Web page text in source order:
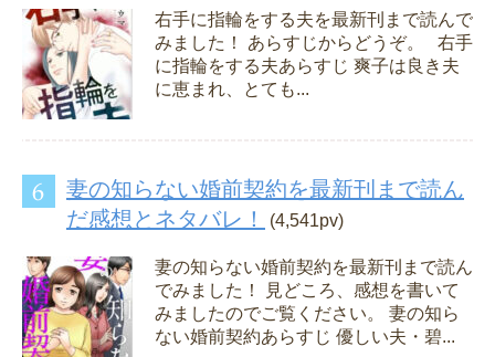
右手に指輪をする夫を最新刊まで読んで
みました！ あらすじからどうぞ。 右手
に指輪をする夫あらすじ 爽子は良き夫
に恵まれ、とても...
妻の知らない婚前契約を最新刊まで読ん
だ感想とネタバレ！
(4,541pv)
妻の知らない婚前契約を最新刊まで読ん
でみました！ 見どころ、感想を書いて
みましたのでご覧ください。 妻の知ら
ない婚前契約あらすじ 優しい夫・碧...